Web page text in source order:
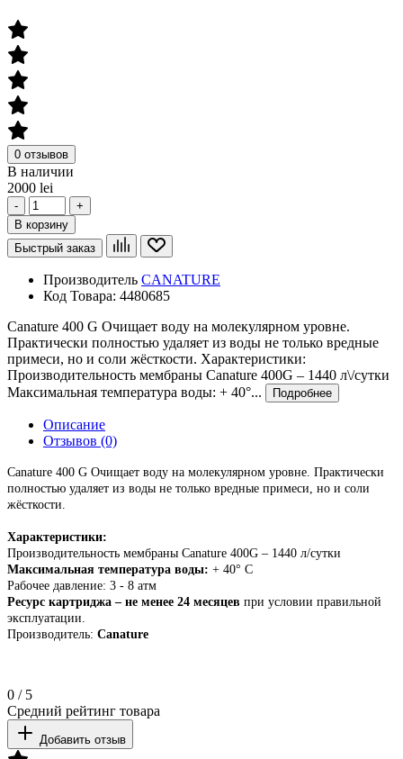
0 отзывов
В наличии
2000 lei
-
+
В корзину
Быстрый заказ
Производитель CANATURE
Код Товара: 4480685
Canature 400 G Очищает воду на молекулярном уровне.
Практически полностью удаляет из воды не только вредные
примеси, но и соли жёсткости. Характеристики:
Производительность мембраны Canature 400G – 1440 л\/сутки
Максимальная температура воды: + 40°...
Подробнее
Описание
Отзывов (0)
Canature 400 G Очищает воду на молекулярном уровне. Практически
полностью удаляет из воды не только вредные примеси, но и соли
жёсткости.
Характеристики:
Производительность мембраны Canature 400G – 1440 л/сутки
Максимальная температура воды: + 40° С
Рабочее давление: 3 - 8 атм
Ресурс картриджа – не менее 24 месяцев при условии правильной
эксплуатации.
Производитель: Canature
0 / 5
Средний рейтинг товара
Добавить отзыв